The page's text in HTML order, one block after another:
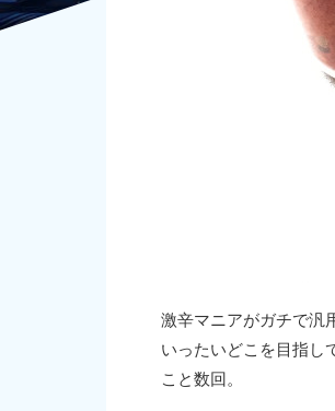
激辛マニアがガチで汎
いったいどこを目指し
こと数回。